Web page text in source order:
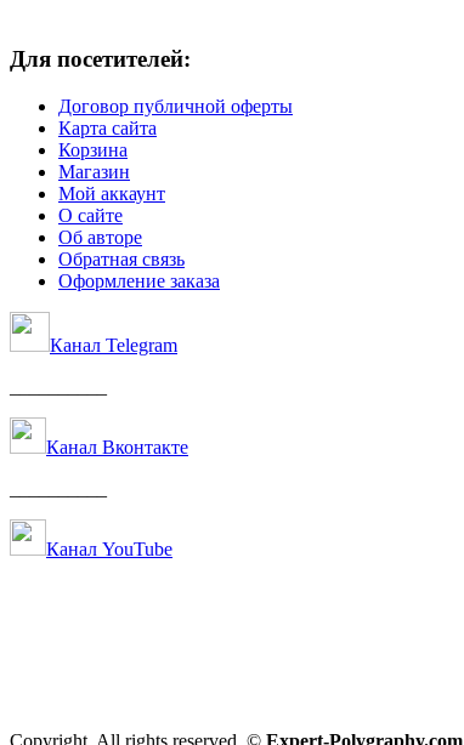
Для посетителей:
Договор публичной оферты
Карта сайта
Корзина
Магазин
Мой аккаунт
О сайте
Об авторе
Обратная связь
Оформление заказа
Канал Telegram
Канал Вконтакте
Канал YouTube
Copyright. All rights reserved. © Expert-Polygraphy.com